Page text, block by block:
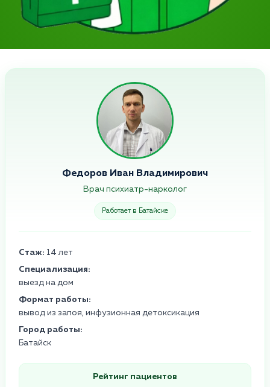
Федоров Иван Владимирович
Врач психиатр-нарколог
Работает в Батайске
Стаж: 14 лет
Специализация:
выезд на дом
Формат работы:
вывод из запоя, инфузионная детоксикация
Город работы:
Батайск
Рейтинг пациентов